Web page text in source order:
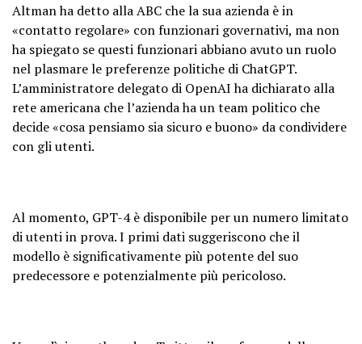
Altman ha detto alla ABC che la sua azienda è in
«contatto regolare» con funzionari governativi, ma non
ha spiegato se questi funzionari abbiano avuto un ruolo
nel plasmare le preferenze politiche di ChatGPT.
L’amministratore delegato di OpenAI ha dichiarato alla
rete americana che l’azienda ha un team politico che
decide «cosa pensiamo sia sicuro e buono» da condividere
con gli utenti.
Al momento, GPT-4 è disponibile per un numero limitato
di utenti in prova. I primi dati suggeriscono che il
modello è significativamente più potente del suo
predecessore e potenzialmente più pericoloso.